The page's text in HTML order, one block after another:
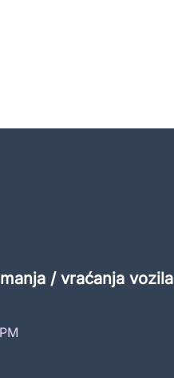
/ vraćanja vozila